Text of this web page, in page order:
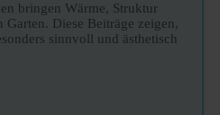
bringen Wärme, Struktur
Diese Beiträge zeigen,
sinnvoll und ästhetisch